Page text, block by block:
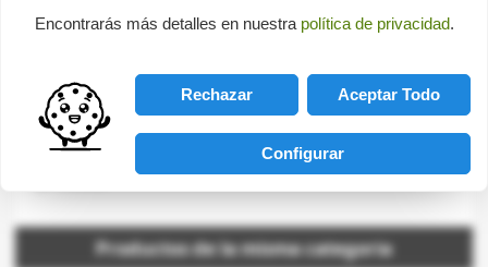
Envíanos tu consulta help
¡Sé el primero en hacer una pregunta sobre este
Productos de la misma categoria
Encontrarás más detalles en nuestra política de privacidad.
Aceptar Todo
Configurar
Rechazar